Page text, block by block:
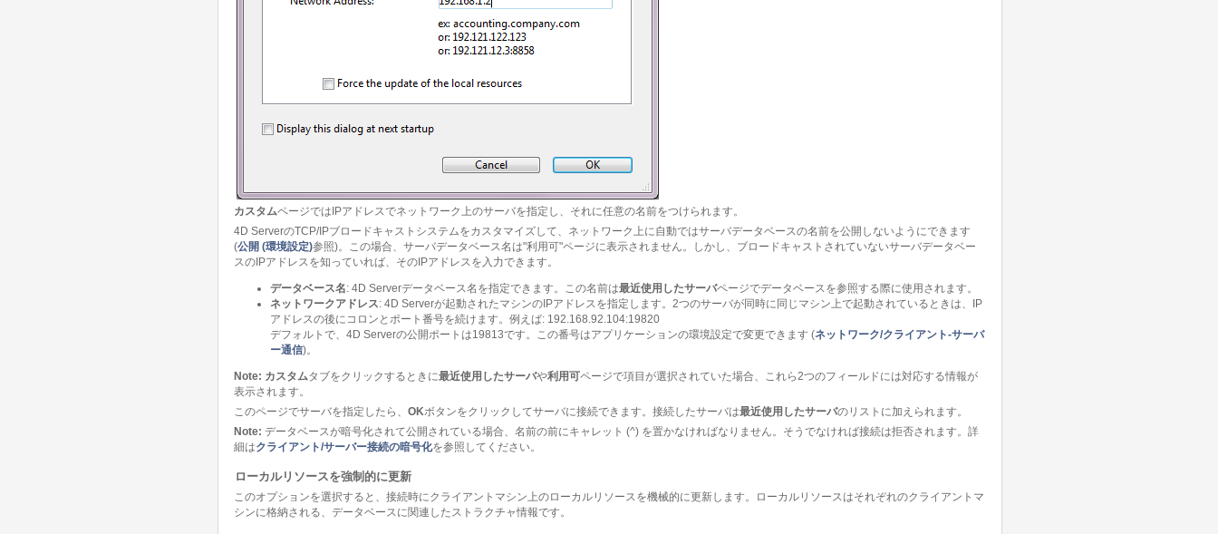
カスタムページではIPアドレスでネットワーク上のサーバを指定し、それに任意の名前をつけられます。
4D ServerのTCP/IPブロードキャストシステムをカスタマイズして、ネットワーク上に自動ではサーバデータベースの名前を公開しないようにできます
(公開 (環境設定)参照)。この場合、サーバデータベース名は"利用可"ページに表示されません。しかし、ブロードキャストされていないサーバデータベー
スのIPアドレスを知っていれば、そのIPアドレスを入力できます。
データベース名: 4D Serverデータベース名を指定できます。この名前は最近使用したサーバページでデータベースを参照する際に使用されます。
ネットワークアドレス: 4D Serverが起動されたマシンのIPアドレスを指定します。2つのサーバが同時に同じマシン上で起動されているときは、IP
アドレスの後にコロンとポート番号を続けます。例えば: 192.168.92.104:19820
デフォルトで、4D Serverの公開ポートは19813です。この番号はアプリケーションの環境設定で変更できます (ネットワーク/クライアント-サーバ
ー通信)。
Note: カスタムタブをクリックするときに最近使用したサーバや利用可ページで項目が選択されていた場合、これら2つのフィールドには対応する情報が
表示されます。
このページでサーバを指定したら、 OKボタンをクリックしてサーバに接続できます。接続したサーバは最近使用したサーバのリストに加えられます。
Note: データベースが暗号化されて公開されている場合、名前の前にキャレット (^) を置かなければなりません。そうでなければ接続は拒否されます。詳
細はクライアント/サーバー接続の暗号化を参照してください。
ローカルリソースを強制的に更新
このオプションを選択すると、接続時にクライアントマシン上のローカルリソースを機械的に更新します。ローカルリソースはそれぞれのクライアントマ
シンに格納される、データベースに関連したストラクチャ情報です。